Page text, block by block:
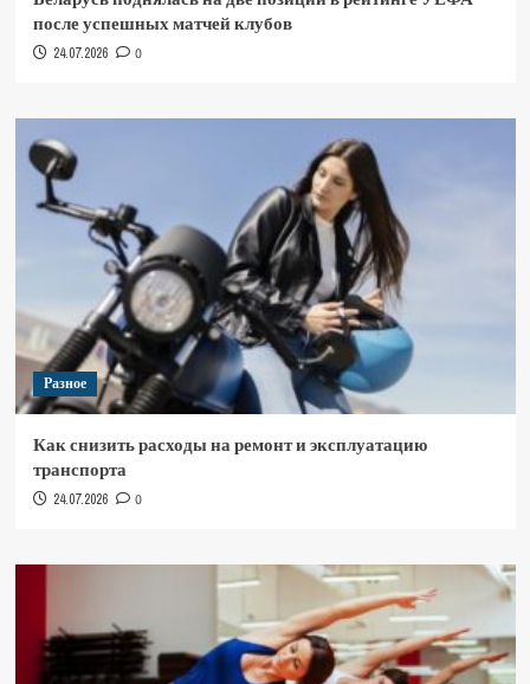
после успешных матчей клубов
24.07.2026 0
Разное
Как снизить расходы на ремонт и эксплуатацию
транспорта
24.07.2026 0